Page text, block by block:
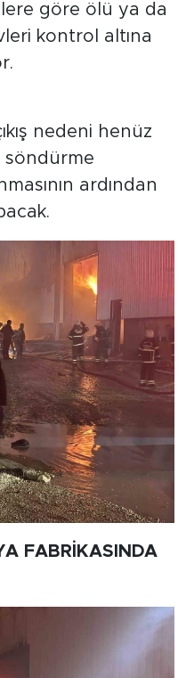
göre ölü ya da
kontrol altına
nedeni henüz
söndürme
ardından
FABRİKASINDA